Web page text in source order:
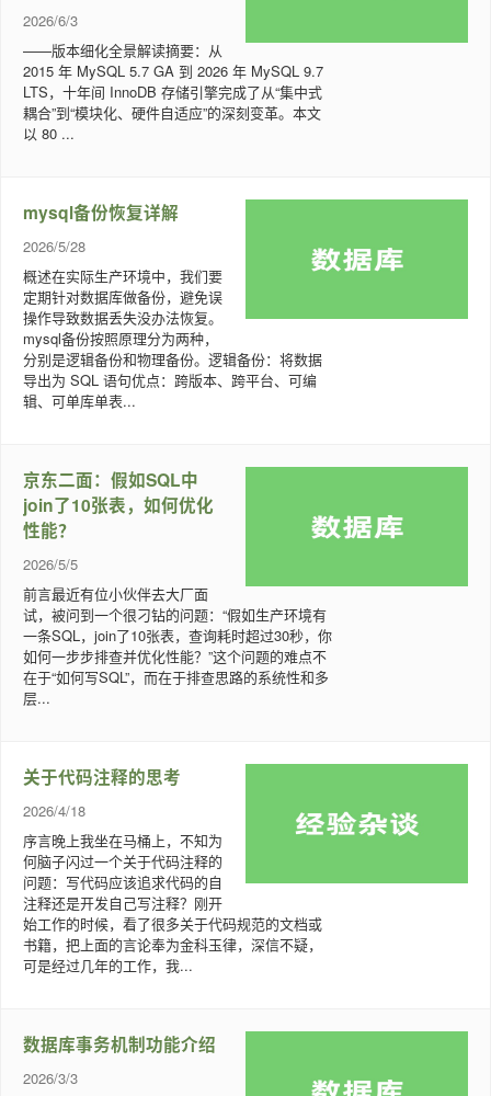
2026/6/3
——版本细化全景解读摘要：从
2015 年 MySQL 5.7 GA 到 2026 年 MySQL 9.7
LTS，十年间 InnoDB 存储引擎完成了从“集中式
耦合”到“模块化、硬件自适应”的深刻变革。本文
以 80 ...
mysql备份恢复详解
2026/5/28
概述在实际生产环境中，我们要
定期针对数据库做备份，避免误
操作导致数据丢失没办法恢复。
mysql备份按照原理分为两种，
分别是逻辑备份和物理备份。逻辑备份：将数据
导出为 SQL 语句优点：跨版本、跨平台、可编
辑、可单库单表...
京东二面：假如SQL中
join了10张表，如何优化
性能？
2026/5/5
前言最近有位小伙伴去大厂面
试，被问到一个很刁钻的问题：“假如生产环境有
一条SQL，join了10张表，查询耗时超过30秒，你
如何一步步排查并优化性能？”这个问题的难点不
在于“如何写SQL”，而在于排查思路的系统性和多
层...
关于代码注释的思考
2026/4/18
序言晚上我坐在马桶上，不知为
何脑子闪过一个关于代码注释的
问题：写代码应该追求代码的自
注释还是开发自己写注释？刚开
始工作的时候，看了很多关于代码规范的文档或
书籍，把上面的言论奉为金科玉律，深信不疑，
可是经过几年的工作，我...
数据库事务机制功能介绍
2026/3/3